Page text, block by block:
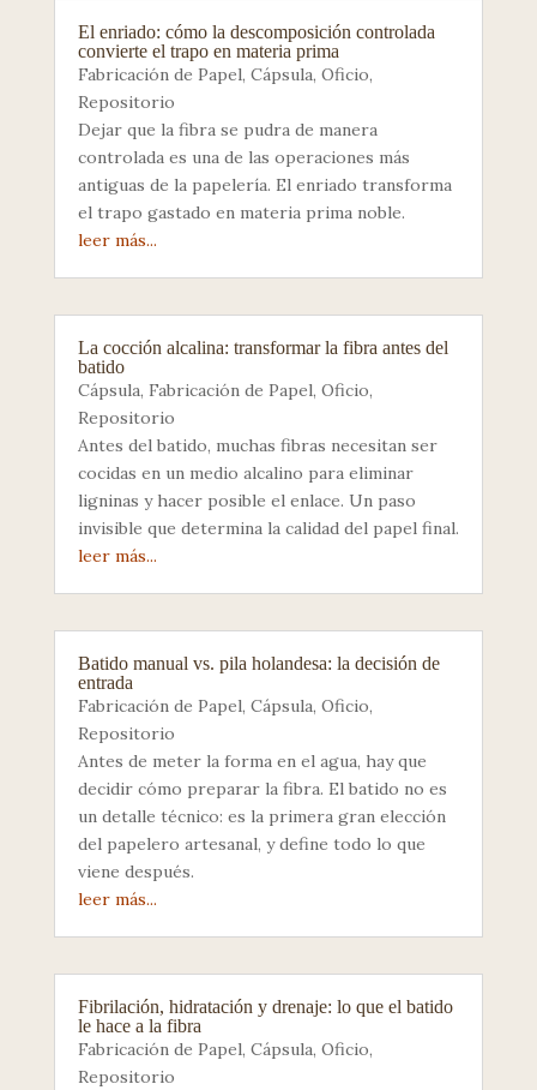
El enriado: cómo la descomposición controlada
convierte el trapo en materia prima
Fabricación de Papel, Cápsula, Oficio,
Repositorio
Dejar que la fibra se pudra de manera
controlada es una de las operaciones más
antiguas de la papelería. El enriado transforma
el trapo gastado en materia prima noble.
leer más...
La cocción alcalina: transformar la fibra antes del
batido
Cápsula, Fabricación de Papel, Oficio,
Repositorio
Antes del batido, muchas fibras necesitan ser
cocidas en un medio alcalino para eliminar
ligninas y hacer posible el enlace. Un paso
invisible que determina la calidad del papel final.
leer más...
Batido manual vs. pila holandesa: la decisión de
entrada
Fabricación de Papel, Cápsula, Oficio,
Repositorio
Antes de meter la forma en el agua, hay que
decidir cómo preparar la fibra. El batido no es
un detalle técnico: es la primera gran elección
del papelero artesanal, y define todo lo que
viene después.
leer más...
Fibrilación, hidratación y drenaje: lo que el batido
le hace a la fibra
Fabricación de Papel, Cápsula, Oficio,
Repositorio